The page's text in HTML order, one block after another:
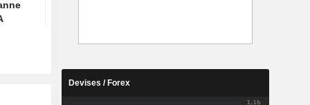
Devises / Forex